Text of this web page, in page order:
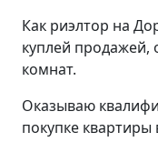
Как риэлтор на
куплей продажей,
комнат.
Оказываю
покупке квартиры